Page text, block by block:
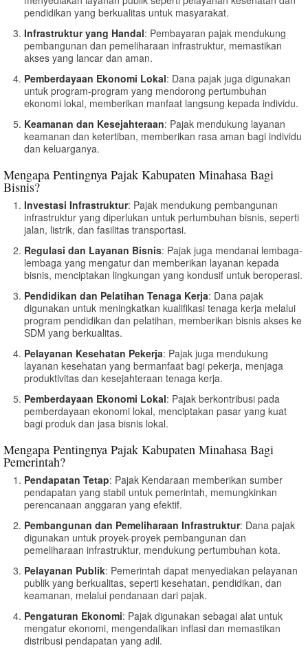
pendidikan yang berkualitas untuk masyarakat.
Infrastruktur yang Handal: Pembayaran pajak mendukung
pembangunan dan pemeliharaan infrastruktur, memastikan
akses yang lancar dan aman.
Pemberdayaan Ekonomi Lokal: Dana pajak juga digunakan
untuk program-program yang mendorong pertumbuhan
ekonomi lokal, memberikan manfaat langsung kepada individu.
Keamanan dan Kesejahteraan: Pajak mendukung layanan
keamanan dan ketertiban, memberikan rasa aman bagi individu
dan keluarganya.
Mengapa Pentingnya Pajak Kabupaten Minahasa Bagi
Bisnis?
Investasi Infrastruktur: Pajak mendukung pembangunan
infrastruktur yang diperlukan untuk pertumbuhan bisnis, seperti
jalan, listrik, dan fasilitas transportasi.
Regulasi dan Layanan Bisnis: Pajak juga mendanai lembaga-
lembaga yang mengatur dan memberikan layanan kepada
bisnis, menciptakan lingkungan yang kondusif untuk beroperasi.
Pendidikan dan Pelatihan Tenaga Kerja: Dana pajak
digunakan untuk meningkatkan kualifikasi tenaga kerja melalui
program pendidikan dan pelatihan, memberikan bisnis akses ke
SDM yang berkualitas.
Pelayanan Kesehatan Pekerja: Pajak juga mendukung
layanan kesehatan yang bermanfaat bagi pekerja, menjaga
produktivitas dan kesejahteraan tenaga kerja.
Pemberdayaan Ekonomi Lokal: Pajak berkontribusi pada
pemberdayaan ekonomi lokal, menciptakan pasar yang kuat
bagi produk dan jasa bisnis lokal.
Mengapa Pentingnya Pajak Kabupaten Minahasa Bagi
Pemerintah?
Pendapatan Tetap: Pajak Kendaraan memberikan sumber
pendapatan yang stabil untuk pemerintah, memungkinkan
perencanaan anggaran yang efektif.
Pembangunan dan Pemeliharaan Infrastruktur: Dana pajak
digunakan untuk proyek-proyek pembangunan dan
pemeliharaan infrastruktur, mendukung pertumbuhan kota.
Pelayanan Publik: Pemerintah dapat menyediakan pelayanan
publik yang berkualitas, seperti kesehatan, pendidikan, dan
keamanan, melalui pendanaan dari pajak.
Pengaturan Ekonomi: Pajak digunakan sebagai alat untuk
mengatur ekonomi, mengendalikan inflasi dan memastikan
distribusi pendapatan yang adil.